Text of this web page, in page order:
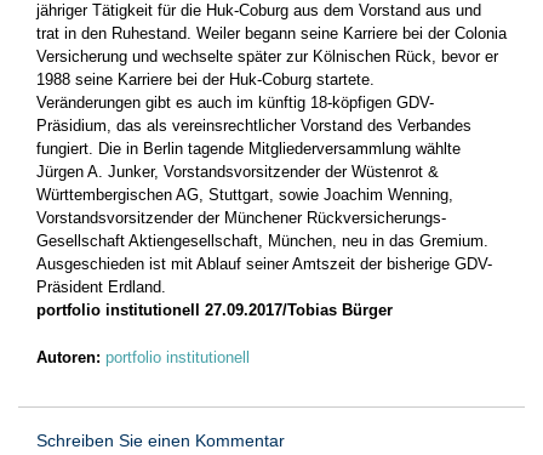
jähriger Tätigkeit für die Huk-Coburg aus dem Vorstand aus und
trat in den Ruhestand. Weiler begann seine Karriere bei der Colonia
Versicherung und wechselte später zur Kölnischen Rück, bevor er
1988 seine Karriere bei der Huk-Coburg startete.
Veränderungen gibt es auch im künftig 18-köpfigen GDV-
Präsidium, das als vereinsrechtlicher Vorstand des Verbandes
fungiert. Die in Berlin tagende Mitgliederversammlung wählte
Jürgen A. Junker, Vorstandsvorsitzender der Wüstenrot &
Württembergischen AG, Stuttgart, sowie Joachim Wenning,
Vorstandsvorsitzender der Münchener Rückversicherungs-
Gesellschaft Aktiengesellschaft, München, neu in das Gremium.
Ausgeschieden ist mit Ablauf seiner Amtszeit der bisherige GDV-
Präsident Erdland.
portfolio institutionell 27.09.2017/Tobias Bürger
Autoren: portfolio institutionell
Schreiben Sie einen Kommentar